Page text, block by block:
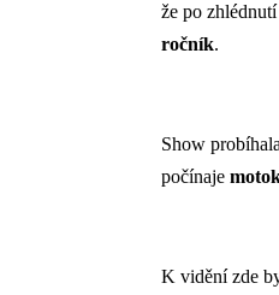
že po
ročník.
Show
počínaje
K vidění zde